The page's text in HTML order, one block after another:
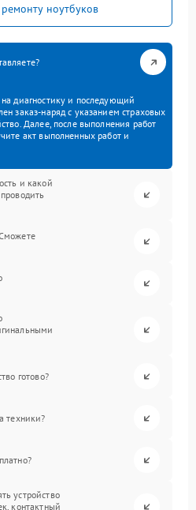
ноутбуков
диагностику и последующий
заказ-наряд с указанием страховых
Далее, после выполнения работ
акт выполненных работ и
и какой
готово?
техники?
устройство
контактный